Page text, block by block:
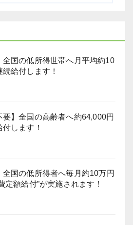
全国の低所得世帯へ月平均約10
給付します！
要】全国の高齢者へ約64,000円
します！
全国の低所得者へ毎月約10万円
定額給付”が実施されます！